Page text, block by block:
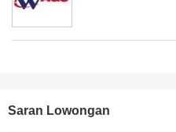
Saran Lowongan